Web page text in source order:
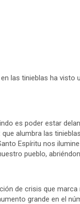
las tinieblas ha
es poder estar
alumbra las
Espíritu nos
pueblo,
de crisis que
grande en el